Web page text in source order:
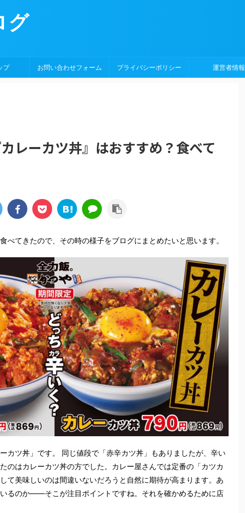
グ
プ お問い合わせフォーム プライバシーポリシー 運営者情報
レーカツ丼』はおすすめ？食べて
べてきたので、その時の様子をブログにまとめたいと思います。
カツ丼」です。 同じ値段で「赤辛カツ丼」もありましたが、辛い
のはカレーカツ丼の方でした。カレー屋さんでは定番の「カツカ
て美味しいのは間違いないだろうと自然に期待が高まります。あ
るのか――そこが注目ポイントですね。それを確かめるために店